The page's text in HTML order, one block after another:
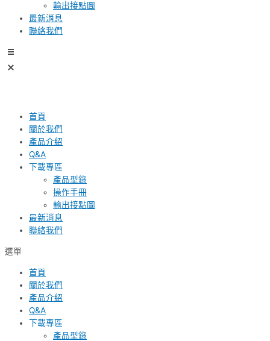
輸出接點圖
最新消息
聯絡我們
首頁
關於我們
產品介紹
Q&A
下載專區
產品型錄
操作手冊
輸出接點圖
最新消息
聯絡我們
選單
首頁
關於我們
產品介紹
Q&A
下載專區
產品型錄